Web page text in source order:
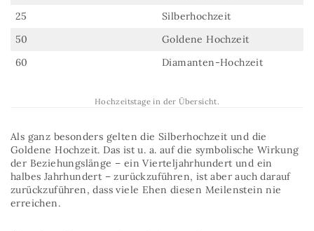
25
Silberhochzeit
50
Goldene Hochzeit
60
Diamanten-Hochzeit
Hochzeitstage in der Übersicht.
Als ganz besonders gelten die Silberhochzeit und die
Goldene Hochzeit. Das ist u. a. auf die symbolische Wirkung
der Beziehungslänge – ein Vierteljahrhundert und ein
halbes Jahrhundert – zurückzuführen, ist aber auch darauf
zurückzuführen, dass viele Ehen diesen Meilenstein nie
erreichen.